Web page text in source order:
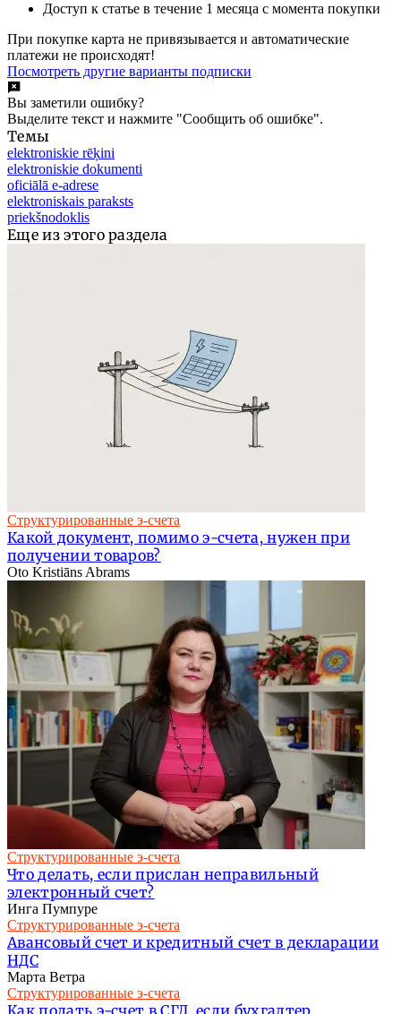
Доступ к статье в течение 1 месяца с момента покупки
При покупке карта не привязывается и автоматические
платежи не происходят!
Посмотреть другие варианты подписки
Вы заметили ошибку?
Выделите текст и нажмите "Сообщить об ошибке".
Темы
elektroniskie rēķini
elektroniskie dokumenti
oficiālā e-adrese
elektroniskais paraksts
priekšnodoklis
Еще из этого раздела
Структурированные э-счета
Какой документ, помимо э-счета, нужен при
получении товаров?
Oto Kristiāns Abrams
Структурированные э-счета
Что делать, если прислан неправильный
электронный счет?
Инга Пумпуре
Структурированные э-счета
Авансовый счет и кредитный счет в декларации
НДС
Марта Ветра
Структурированные э-счета